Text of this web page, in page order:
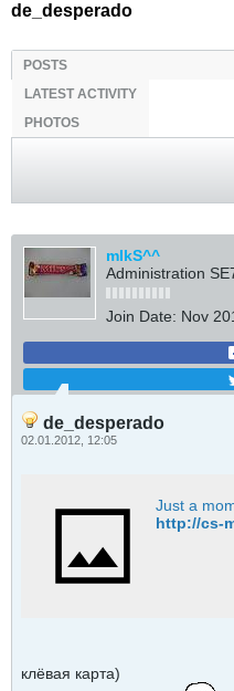
de_desperado
POSTS
LATEST ACTIVITY
PHOTOS
mIkS^^
Administration
Join Date: Nov
de_desperado
02.01.2012, 12:05
Just a
клёвая карта)